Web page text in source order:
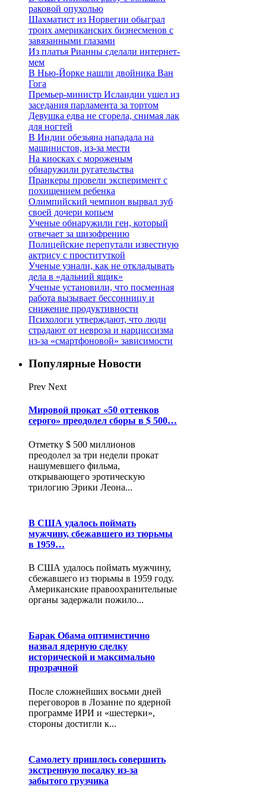
раковой опухолью
Шахматист из Норвегии обыграл
троих американских бизнесменов с
завязанными глазами
Из платья Рианны сделали интернет-
мем
В Нью-Йорке нашли двойника Ван
Гога
Премьер-министр Исландии ушел из
заседания парламента за тортом
Девушка едва не сгорела, снимая лак
для ногтей
В Индии обезьяна нападала на
машинистов, из-за мести
На киосках с мороженым
обнаружили ругательства
Пранкеры провели эксперимент с
похищением ребенка
Олимпийский чемпион вырвал зуб
своей дочери копьем
Ученые обнаружили ген, который
отвечает за шизофрению
Полицейские перепутали известную
актрису с проституткой
Ученые узнали, как не откладывать
дела в «дальний ящик»
Ученые установили, что посменная
работа вызывает бессонницу и
снижение продуктивности
Психологи утверждают, что люди
страдают от невроза и нарциссизма
из-за «смартфоновой» зависимости
Популярные Новости
Prev Next
Мировой прокат «50 оттенков
серого» преодолел сборы в $ 500…
Отметку $ 500 миллионов
преодолел за три недели прокат
нашумевшего фильма,
открывающего эротическую
трилогию Эрики Леона...
В США удалось поймать
мужчину, сбежавшего из тюрьмы
в 1959…
В США удалось поймать мужчину,
сбежавшего из тюрьмы в 1959 году.
Американские правоохранительные
органы задержали пожило...
Барак Обама оптимистично
назвал ядерную сделку
исторической и максимально
прозрачной
После сложнейших восьми дней
переговоров в Лозанне по ядерной
программе ИРИ и «шестерки»,
стороны достигли к...
Самолету пришлось совершить
экстренную посадку из-за
забытого грузчика